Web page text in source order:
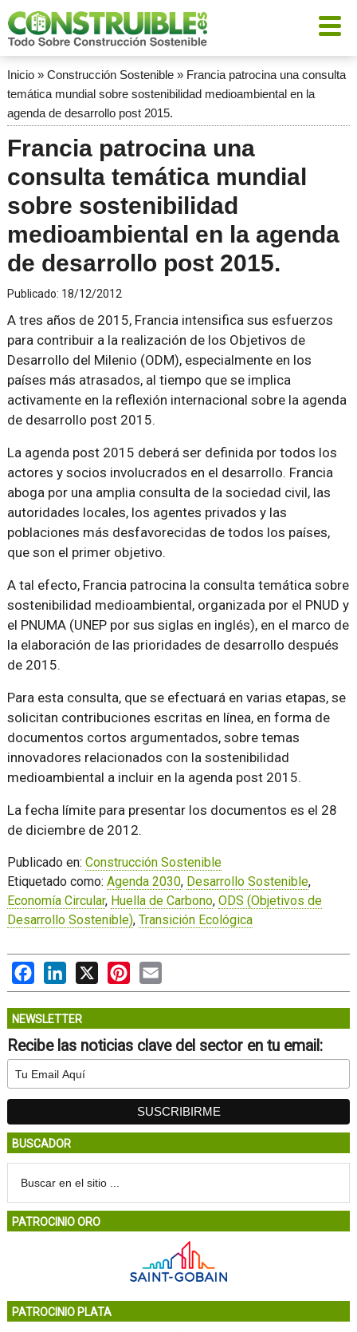
Inicio» Construcción Sostenible» Francia patrocina una consulta
temática mundial sobre sostenibilidad medioambiental en la
agenda de desarrollo post 2015.
Francia patrocina una
consulta temática mundial
sobre sostenibilidad
medioambiental en la agenda
de desarrollo post 2015.
Publicado: 18/12/2012
A tres años de 2015, Francia intensifica sus esfuerzos
para contribuir a la realización de los Objetivos de
Desarrollo del Milenio (ODM), especialmente en los
países más atrasados, al tiempo que se implica
activamente en la reflexión internacional sobre la agenda
de desarrollo post 2015.
La agenda post 2015 deberá ser definida por todos los
actores y socios involucrados en el desarrollo. Francia
aboga por una amplia consulta de la sociedad civil, las
autoridades locales, los agentes privados y las
poblaciones más desfavorecidas de todos los países,
que son el primer objetivo.
A tal efecto, Francia patrocina la consulta temática sobre
sostenibilidad medioambiental, organizada por el PNUD y
el PNUMA (UNEP por sus siglas en inglés), en el marco de
la elaboración de las prioridades de desarrollo después
de 2015.
Para esta consulta, que se efectuará en varias etapas, se
solicitan contribuciones escritas en línea, en forma de
documentos cortos argumentados, sobre temas
innovadores relacionados con la sostenibilidad
medioambiental a incluir en la agenda post 2015.
La fecha límite para presentar los documentos es el 28
de diciembre de 2012.
Publicado en: Construcción Sostenible
Etiquetado como: Agenda 2030, Desarrollo Sostenible,
Economía Circular, Huella de Carbono, ODS (Objetivos de
Desarrollo Sostenible), Transición Ecológica
FacebookLinkedIn
X PinterestEmail
NEWSLETTER
Recibe las noticias clave del sector en tu email:
BUSCADOR
PATROCINIO ORO
PATROCINIO PLATA